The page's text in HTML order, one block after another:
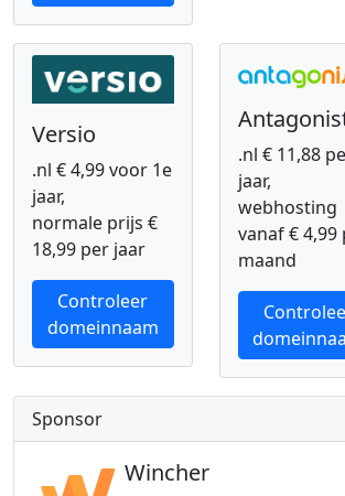
Versio
.nl € 4,99 voor 1e
jaar,
normale prijs €
18,99 per jaar
Controleer
domeinnaam
.nl € 11,88
jaar,
webhosting
vanaf € 4,99
maand
Sponsor
Wincher